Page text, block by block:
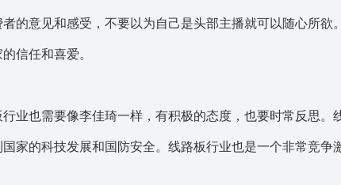
者的意见和感受，不要以为自己是头部主播就可以随心所欲
信任和喜爱。
行业也需要像李佳琦一样，有积极的态度，也要时常反思。
国家的科技发展和国防安全。线路板行业也是一个非常竞争